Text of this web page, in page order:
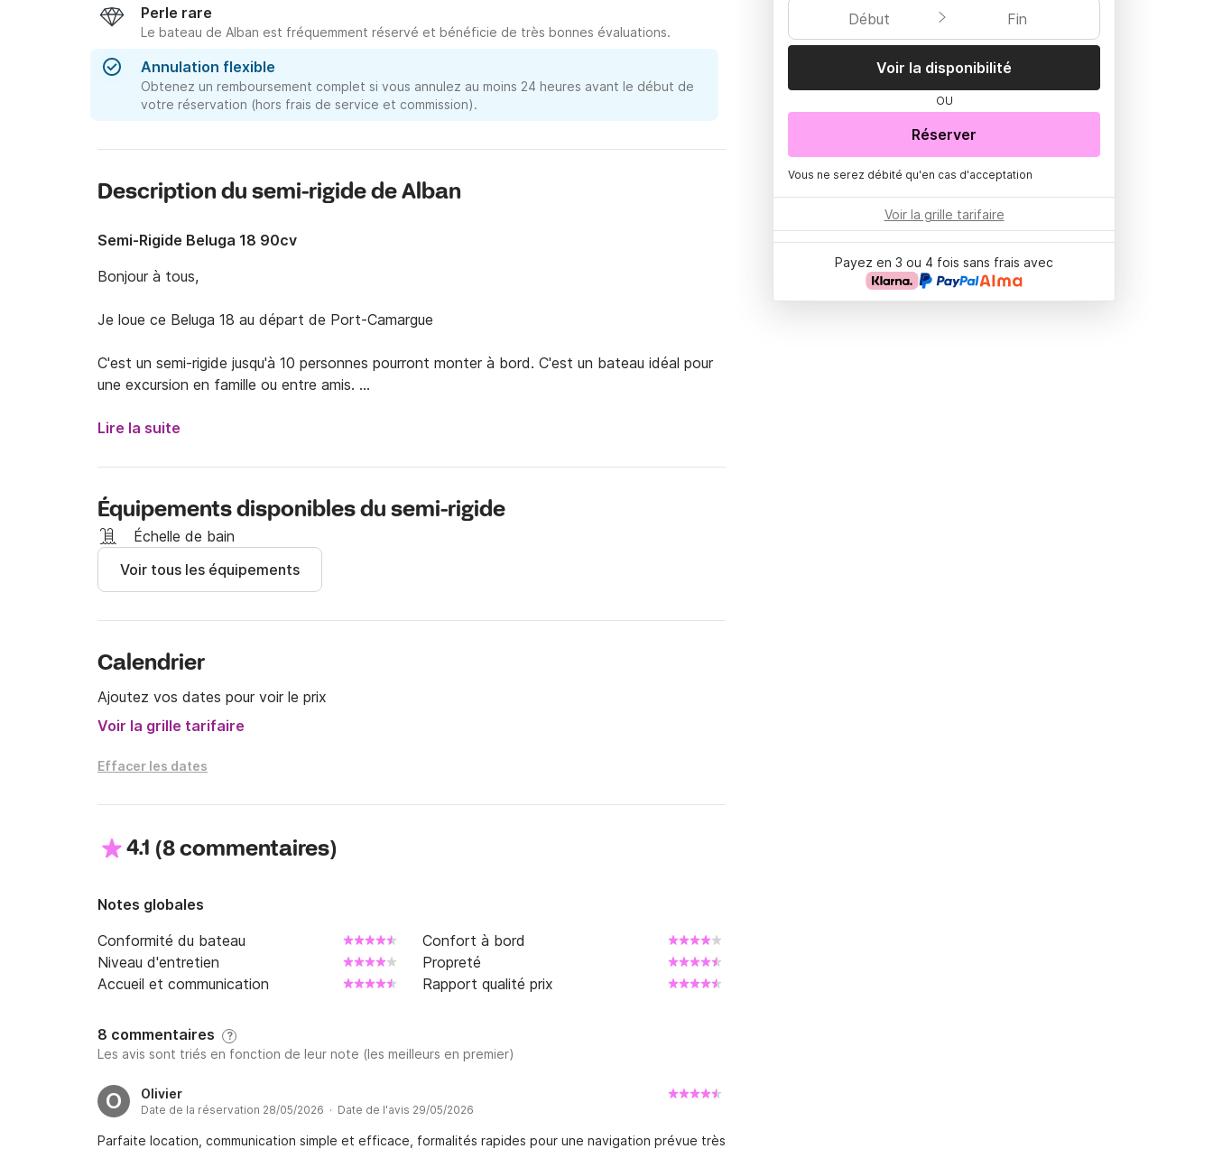
Perle rare
Le bateau de Alban est fréquemment réservé et bénéficie de très bonnes évaluations.
Annulation flexible
Obtenez un remboursement complet si vous annulez au moins 24 heures avant le début de
votre réservation (hors frais de service et commission).
Description du semi-rigide de Alban
Semi-Rigide Beluga 18 90cv
Bonjour à tous,
Je loue ce Beluga 18 au départ de Port-Camargue
C'est un semi-rigide jusqu'à 10 personnes pourront monter à bord. C'est un bateau idéal pour
une excursion en famille ou entre amis.
De plus, vous aurez la possibilité de louer une bouée tractée ou des skis nautiques pour 30€ la
Si vous êtes intéressé par mon bateau, je vous invite à me contacter directement via la
messagerie Click & Boat,
Lire la suite
Équipements disponibles du semi-rigide
Échelle de bain
Voir tous les équipements
Calendrier
Ajoutez vos dates pour voir le prix
Voir la grille tarifaire
Effacer les dates
4.1 (8 commentaires)
Notes globales
Conformité du bateau
Confort à bord
Niveau d'entretien
Propreté
Accueil et communication
Rapport qualité prix
8 commentaires ?
Les avis sont triés en fonction de leur note (les meilleurs en premier)
O Olivier
Date de la réservation 28/05/2026 · Date de l'avis 29/05/2026
Parfaite location, communication simple et efficace, formalités rapides pour une navigation prévue très
Début Fin
Voir la disponibilité
OU
Réserver
Vous ne serez débité qu'en cas d'acceptation
Voir la grille tarifaire
Payez en 3 ou 4 fois sans frais avec